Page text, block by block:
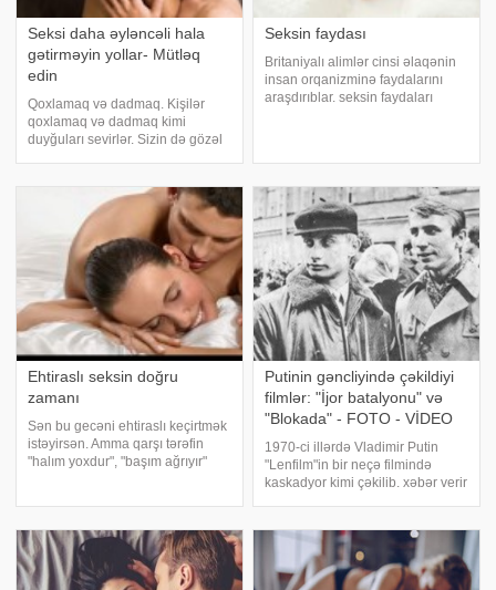
Seksi daha əyləncəli hala
gətirməyin yollar- Mütləq
edin
Qoxlamaq və dadmaq. Kişilər
qoxlamaq və dadmaq kimi
duyğuları sevirlər. Sizin də gözəl
ehtiras oyadır. Yaxşı parfum
seçin. Bədənizin dadı, təmizlik
qoxmasında
Seksin faydası
Britaniyalı alimlər cinsi əlaqənin
insan orqanizminə faydalarını
araşdırıblar. seksin faydaları
sağlamlığına faydal
Ehtiraslı seksin doğru
zamanı
Sən bu gecəni ehtiraslı keçirtmək
istəyirsən. Amma qarşı tərəfin
"halım yoxdur", "başım ağrıyır"
görəsən, onun he
Putinin gəncliyində çəkildiyi
filmlər: "İjor batalyonu" və
"Blokada" - FOTO - VİDEO
1970-ci illərdə Vladimir Putin
"Lenfilm"in bir neçə filmində
kaskadyor kimi çəkilib. xəbər verir
həmkarlarına istinadən xəbər
yayıblar. Gələcək preziden